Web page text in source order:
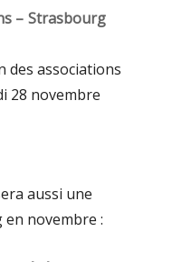
– Strasbourg
des associations
28 novembre
aussi une
novembre :